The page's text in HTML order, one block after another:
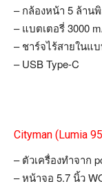
– กล้องหน้า 5 ล้าน
– แบตเตอรี่ 3000
– ชาร์จไร้สายในแ
– USB Type-C
Cityman (Lumia
– ตัวเครื่องทำจาก
– หน้าจอ 5.7 นิ้ว